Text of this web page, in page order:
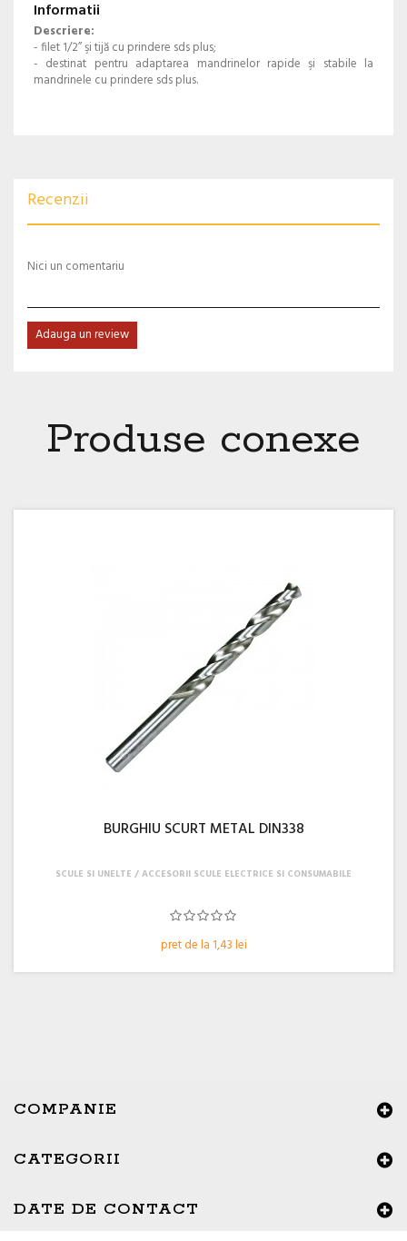
Informatii
Descriere:
- filet 1/2” şi tijă cu prindere sds plus;
- destinat pentru adaptarea mandrinelor rapide şi stabile la
mandrinele cu prindere sds plus.
Recenzii
Nici un comentariu
Adauga un review
Produse conexe
BURGHIU SCURT METAL DIN338
pret de la 1,43 lei
SCULE SI UNELTE ACCESORII SCULE ELECTRICE SI CONSUMABILE
COMPANIE
CATEGORII
DATE DE CONTACT